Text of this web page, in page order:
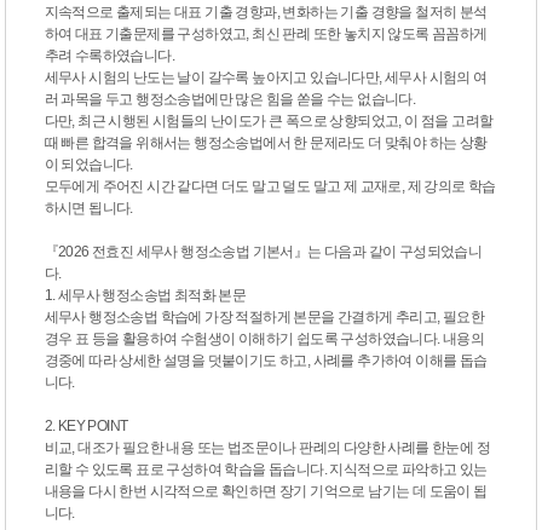
지속적으로 출제되는 대표 기출 경향과, 변화하는 기출 경향을 철저히 분석
하여 대표 기출문제를 구성하였고, 최신 판례 또한 놓치지 않도록 꼼꼼하게
추려 수록하였습니다.
세무사 시험의 난도는 날이 갈수록 높아지고 있습니다만, 세무사 시험의 여
러 과목을 두고 행정소송법에만 많은 힘을 쏟을 수는 없습니다.
다만, 최근 시행된 시험들의 난이도가 큰 폭으로 상향되었고, 이 점을 고려할
때 빠른 합격을 위해서는 행정소송법에서 한 문제라도 더 맞춰야 하는 상황
이 되었습니다.
모두에게 주어진 시간 같다면 더도 말고 덜도 말고 제 교재로, 제 강의로 학습
하시면 됩니다.
『2026 전효진 세무사 행정소송법 기본서』는 다음과 같이 구성되었습니
다.
1. 세무사 행정소송법 최적화 본문
세무사 행정소송법 학습에 가장 적절하게 본문을 간결하게 추리고, 필요한
경우 표 등을 활용하여 수험생이 이해하기 쉽도록 구성하였습니다. 내용의
경중에 따라 상세한 설명을 덧붙이기도 하고, 사례를 추가하여 이해를 돕습
니다.
2. KEY POINT
비교, 대조가 필요한 내용 또는 법조문이나 판례의 다양한 사례를 한눈에 정
리할 수 있도록 표로 구성하여 학습을 돕습니다. 지식적으로 파악하고 있는
내용을 다시 한번 시각적으로 확인하면 장기 기억으로 남기는 데 도움이 됩
니다.